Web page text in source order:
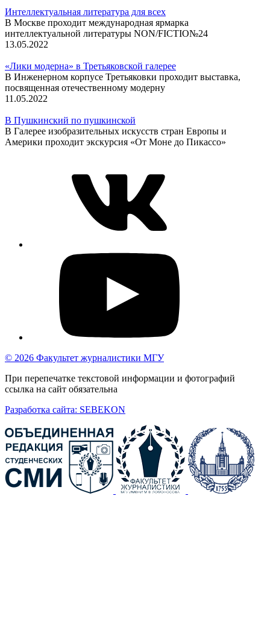
Интеллектуальная литература для всех
В Москве проходит международная ярмарка
интеллектуальной литературы NON/FICTIO№24
13.05.2022
«Лики модерна» в Третьяковской галерее
В Инженерном корпусе Третьяковки проходит выставка,
посвященная отечественному модерну
11.05.2022
В Пушкинский по пушкинской
В Галерее изобразительных искусств стран Европы и
Америки проходит экскурсия «От Моне до Пикассо»
© 2026 Факультет журналистики МГУ
При перепечатке текстовой информации и фотографий
ссылка на сайт обязательна
Разработка сайта: SEBEKON